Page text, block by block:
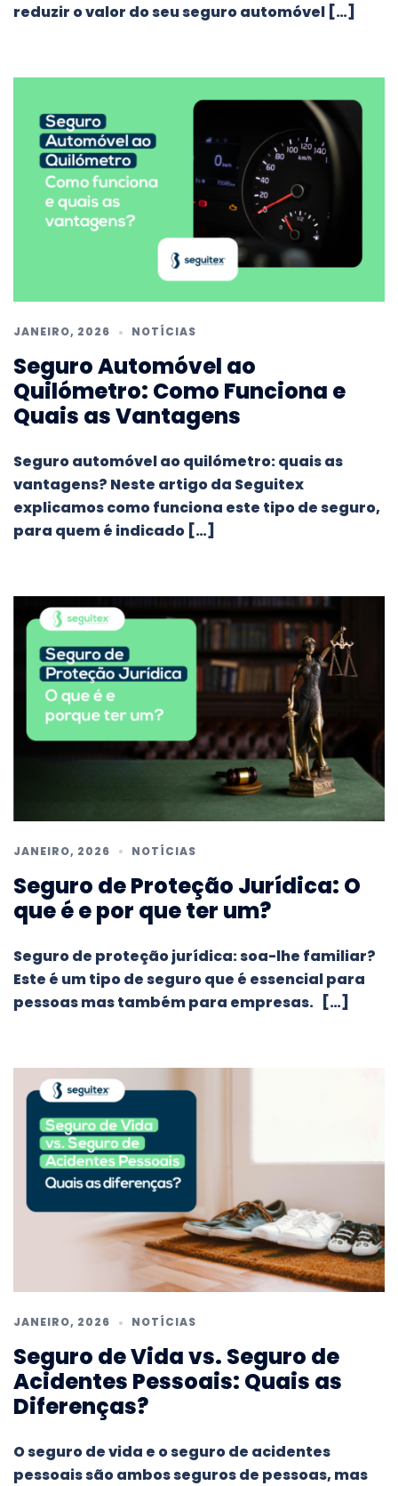
reduzir o valor do seu seguro automóvel […]
JANEIRO, 2026 NOTÍCIAS
Seguro Automóvel ao
Quilómetro: Como Funciona e
Quais as Vantagens
Seguro automóvel ao quilómetro: quais as
vantagens? Neste artigo da Seguitex
explicamos como funciona este tipo de seguro,
para quem é indicado […]
JANEIRO, 2026 NOTÍCIAS
Seguro de Proteção Jurídica: O
que é e por que ter um?
Seguro de proteção jurídica: soa-lhe familiar?
Este é um tipo de seguro que é essencial para
pessoas mas também para empresas. […]
JANEIRO, 2026 NOTÍCIAS
Seguro de Vida vs. Seguro de
Acidentes Pessoais: Quais as
Diferenças?
O seguro de vida e o seguro de acidentes
pessoais são ambos seguros de pessoas, mas